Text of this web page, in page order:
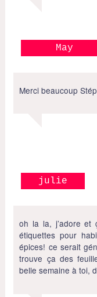
May
Merci beaucoup
julie
oh la la, j’adore
étiquettes pour
épices! ce serait
trouve ça des
belle semaine à toi,